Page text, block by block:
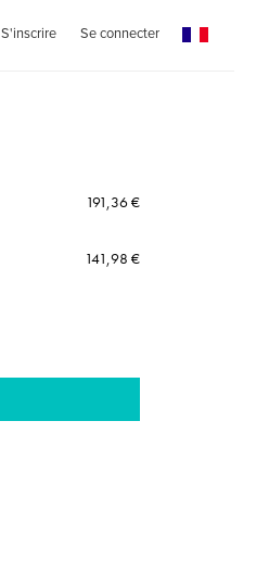
S'inscrire Se connecter
191,36 €
141,98 €